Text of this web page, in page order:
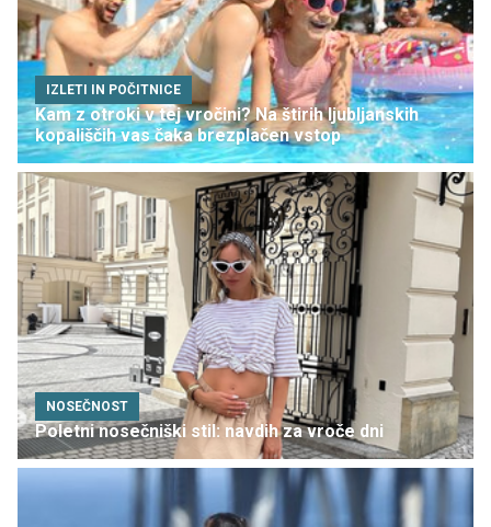
IZLETI IN POČITNICE
Kam z otroki v tej vročini? Na štirih ljubljanskih
kopališčih vas čaka brezplačen vstop
NOSEČNOST
Poletni nosečniški stil: navdih za vroče dni